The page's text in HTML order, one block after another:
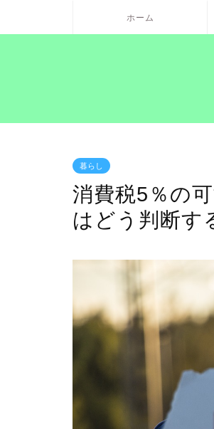
ホーム
暮らし
消費税5％の
はどう判断す